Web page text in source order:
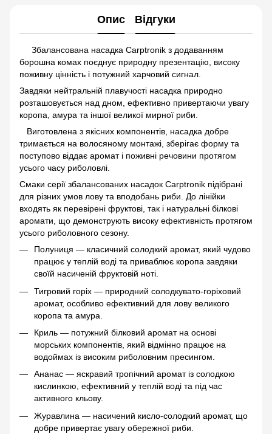
Опис Відгуки
Збалансована насадка Carptronik з додаванням
борошна комах поєднує природну презентацію, високу
поживну цінність і потужний харчовий сигнал.
Завдяки нейтральній плавучості насадка природно
розташовується над дном, ефективно привертаючи увагу
коропа, амура та іншої великої мирної риби.
Виготовлена з якісних компонентів, насадка добре
тримається на волосяному монтажі, зберігає форму та
поступово віддає аромат і поживні речовини протягом
усього часу риболовлі.
Смаки серії збалансованих насадок Carptronik підібрані
для різних умов лову та вподобань риби. До лінійки
входять як перевірені фруктові, так і натуральні білкові
аромати, що демонструють високу ефективність протягом
усього риболовного сезону.
Полуниця — класичний солодкий аромат, який чудово
працює у теплій воді та приваблює коропа завдяки
своїй насиченій фруктовій ноті.
Тигровий горіх — природний солодкувато-горіховий
аромат, особливо ефективний для лову великого
коропа та амура.
Криль — потужний білковий аромат на основі
морських компонентів, який відмінно працює на
водоймах із високим риболовним пресингом.
Ананас — яскравий тропічний аромат із солодкою
кислинкою, ефективний у теплій воді та під час
активного кльову.
Журавлина — насичений кисло-солодкий аромат, що
добре привертає увагу обережної риби.